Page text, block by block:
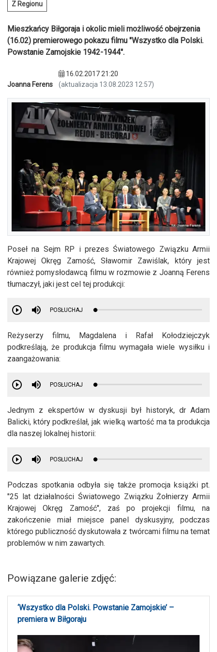
Z Regionu
Mieszkańcy Biłgoraja i okolic mieli możliwość obejrzenia
(16.02) premierowego pokazu filmu "Wszystko dla Polski.
Powstanie Zamojskie 1942-1944".
Joanna Ferens
16.02.2017 21:20
(aktualizacja 13.08.2023 12:57)
Poseł na Sejm RP i prezes Światowego Związku Armii
Krajowej Okręg Zamość, Sławomir Zawiślak, który jest
również pomysłodawcą filmu w rozmowie z Joanną Ferens
tłumaczył, jaki jest cel tej produkcji:
POSŁUCHAJ
Reżyserzy filmu, Magdalena i Rafał Kołodziejczyk
podkreślają, że produkcja filmu wymagała wiele wysiłku i
zaangażowania:
POSŁUCHAJ
Jednym z ekspertów w dyskusji był historyk, dr Adam
Balicki, który podkreślał, jak wielką wartość ma ta produkcja
dla naszej lokalnej historii:
POSŁUCHAJ
Podczas spotkania odbyła się także promocja książki pt.
"25 lat działalności Światowego Związku Żołnierzy Armii
Krajowej Okręg Zamość", zaś po projekcji filmu, na
zakończenie miał miejsce panel dyskusyjny, podczas
którego publiczność dyskutowała z twórcami filmu na temat
problemów w nim zawartych.
Powiązane galerie zdjęć:
‘Wszystko dla Polski. Powstanie Zamojskie’ –
premiera w Biłgoraju